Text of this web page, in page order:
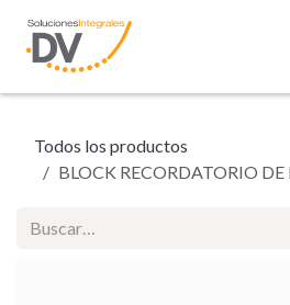
Todos los productos
BLOCK RECORDATORIO DE